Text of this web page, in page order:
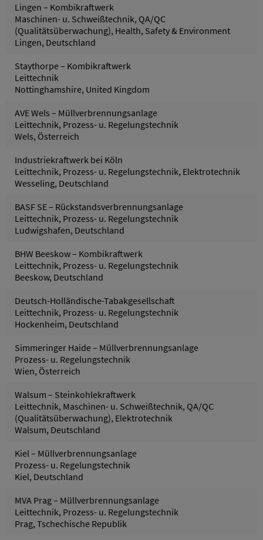
Lingen – Kombikraftwerk
Maschinen- u. Schweißtechnik, QA/QC
(Qualitätsüberwachung), Health, Safety & Environment
Lingen, Deutschland
Staythorpe – Kombikraftwerk
Leittechnik
Nottinghamshire, United Kingdom
AVE Wels – Müllverbrennungsanlage
Leittechnik, Prozess- u. Regelungstechnik
Wels, Österreich
Industriekraftwerk bei Köln
Leittechnik, Prozess- u. Regelungstechnik, Elektrotechnik
Wesseling, Deutschland
BASF SE – Rückstandsverbrennungsanlage
Leittechnik, Prozess- u. Regelungstechnik
Ludwigshafen, Deutschland
BHW Beeskow – Kombikraftwerk
Leittechnik, Prozess- u. Regelungstechnik
Beeskow, Deutschland
Deutsch-Holländische-Tabakgesellschaft
Leittechnik, Prozess- u. Regelungstechnik
Hockenheim, Deutschland
Simmeringer Haide – Müllverbrennungsanlage
Prozess- u. Regelungstechnik
Wien, Österreich
Walsum – Steinkohlekraftwerk
Leittechnik, Maschinen- u. Schweißtechnik, QA/QC
(Qualitätsüberwachung), Elektrotechnik
Walsum, Deutschland
Kiel – Müllverbrennungsanlage
Prozess- u. Regelungstechnik
Kiel, Deutschland
MVA Prag – Müllverbrennungsanlage
Leittechnik, Prozess- u. Regelungstechnik
Prag, Tschechische Republik